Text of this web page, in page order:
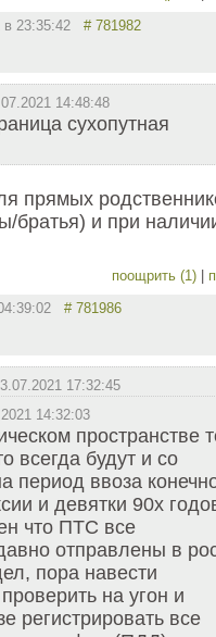
в 23:35:42 # 781982
14:48:48
сухопутная
прямых
братья) и при
поощрить (1)
# 781986
17:32:45
14:32:03
пространстве
всегда будут и со
период ввоза
и девятки 90х
что ПТС все
отправлены в
пора навести
на угон и
регистрировать все